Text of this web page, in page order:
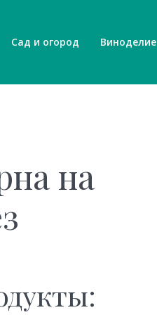
Сад и огород Виноделие
на